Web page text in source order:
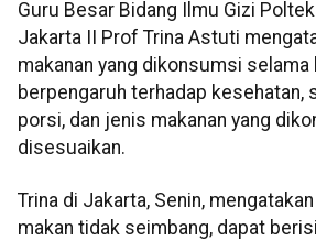
Guru Besar Bidang Ilmu Gizi
Jakarta II Prof Trina Astuti
makanan yang dikonsumsi selama
berpengaruh terhadap kesehatan,
porsi, dan jenis makanan yang
disesuaikan.
Trina di Jakarta, Senin,
makan tidak seimbang, dapat